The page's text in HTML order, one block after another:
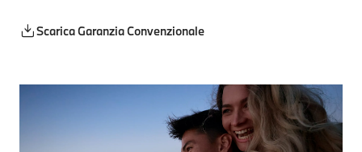
Scarica Garanzia Convenzionale